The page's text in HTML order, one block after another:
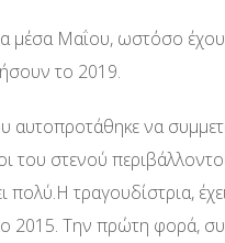
μέσα Μαΐου, ωστόσο
το 2019.
να
του στενού
τραγουδίστρια,
Την πρώτη φορά,